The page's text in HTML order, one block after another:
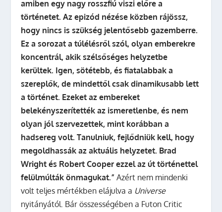
amiben egy nagy rosszfiú viszi előre a
történetet. Az epizód nézése közben rájössz,
hogy nincs is szükség jelentősebb gazemberre.
Ez a sorozat a túlélésről szól, olyan emberekre
koncentrál, akik szélsőséges helyzetbe
kerültek. Igen, sötétebb, és fiatalabbak a
szereplők, de mindettől csak dinamikusabb lett
a történet. Ezeket az embereket
belekényszerítették az ismeretlenbe, és nem
olyan jól szervezettek, mint korábban a
hadsereg volt. Tanulniuk, fejlődniük kell, hogy
megoldhassák az aktuális helyzetet. Brad
Wright és Robert Cooper ezzel az út történettel
felülmúlták önmagukat.” Azért nem mindenki
volt teljes mértékben elájulva a Universe
nyitányától. Bár összességében a Futon Critic